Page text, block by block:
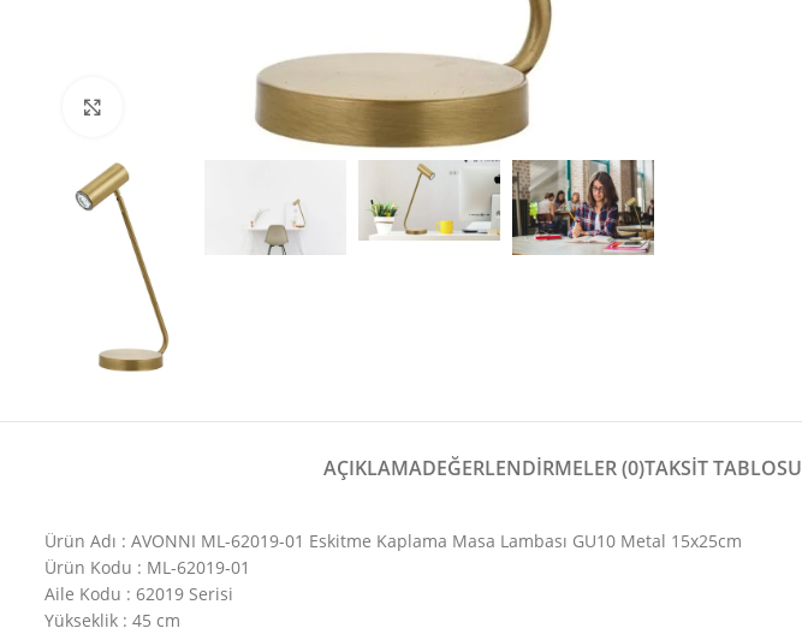
AÇIKLAMADEĞERLENDIRMELER (0)TAKSİT TABLOSU
Ürün Adı : AVONNI ML-62019-01 Eskitme Kaplama Masa Lambası GU10 Metal 15x25cm
Ürün Kodu : ML-62019-01
Aile Kodu : 62019 Serisi
Yükseklik : 45 cm